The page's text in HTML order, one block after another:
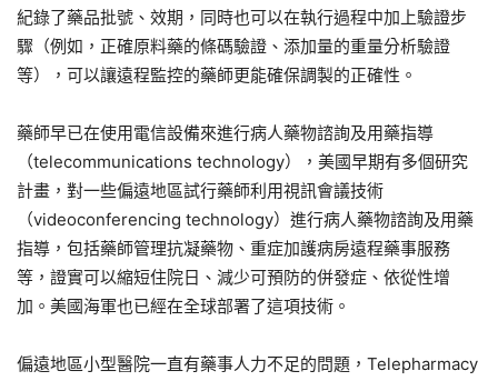
紀錄了藥品批號、效期，同時也可以在執行過程中加上驗證步
驟（例如，正確原料藥的條碼驗證、添加量的重量分析驗證
等），可以讓遠程監控的藥師更能確保調製的正確性。
藥師早已在使用電信設備來進行病人藥物諮詢及用藥指導
（telecommunications technology），美國早期有多個研究
計畫，對一些偏遠地區試行藥師利用視訊會議技術
（videoconferencing technology）進行病人藥物諮詢及用藥
指導，包括藥師管理抗凝藥物、重症加護病房遠程藥事服務
等，證實可以縮短住院日、減少可預防的併發症、依從性增
加。美國海軍也已經在全球部署了這項技術。
偏遠地區小型醫院一直有藥事人力不足的問題，Telepharmacy